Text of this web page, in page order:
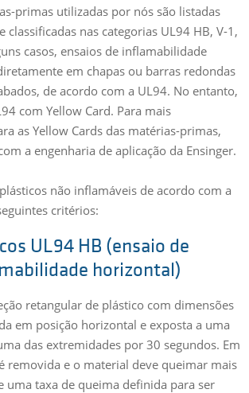
primas utilizadas por nós são listadas
classificadas nas categorias UL94 HB, V-1,
casos, ensaios de inflamabilidade
em chapas ou barras redondas
de acordo com a UL94. No entanto,
com Yellow Card. Para mais
as Yellow Cards das matérias-primas,
a engenharia de aplicação da Ensinger.
não inflamáveis de acordo com a
critérios:
UL94 HB (ensaio de
horizontal)
retangular de plástico com dimensões
em posição horizontal e exposta a uma
das extremidades por 30 segundos. Em
removida e o material deve queimar mais
uma taxa de queima definida para ser